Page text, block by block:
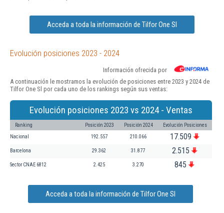
Acceda a toda la información de Tilfor One Sl
Evolución posiciones 2023 - 2024
Información ofrecida por
A continuación le mostramos la evolución de posiciones entre 2023 y 2024 de
Tilfor One Sl por cada uno de los rankings según sus ventas:
Evolución posiciones 2023 vs 2024 - Ventas
Ranking Posición 2023 Posición 2024 Evolución Posiciones
Nacional 192.557 210.066 17.509
Barcelona 29.362 31.877 2.515
Sector CNAE 6812 2.425 3.270 845
Acceda a toda la información de Tilfor One Sl